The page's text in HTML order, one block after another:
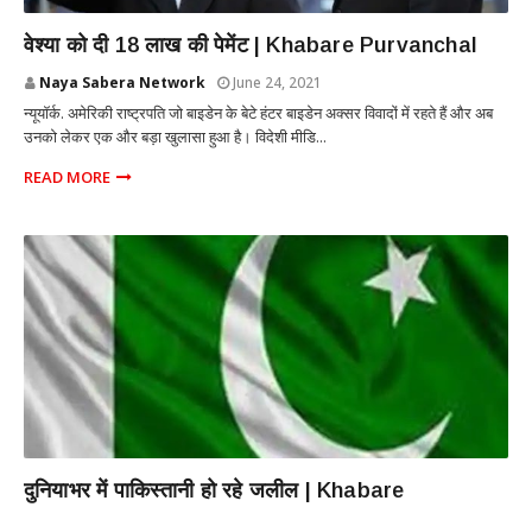
वेश्या को दी 18 लाख की पेमेंट | Khabare Purvanchal
Naya Sabera Network June 24, 2021
न्यूयॉर्क. अमेरिकी राष्ट्रपति जो बाइडेन के बेटे हंटर बाइडेन अक्सर विवादों में रहते हैं और अब
उनको लेकर एक और बड़ा खुलासा हुआ है। विदेशी मीडि...
READ MORE
दुनियाभर में पाकिस्तानी हो रहे जलील | Khabare